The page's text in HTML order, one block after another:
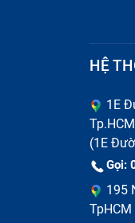
HỆ
1E
Tp.HCM
(1E
Gọi:
195
TpHCM